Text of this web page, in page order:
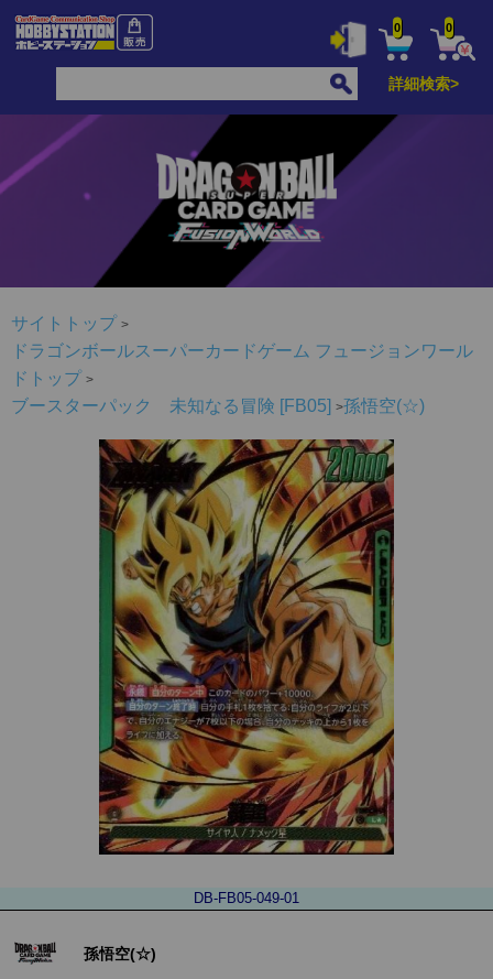
0 0
詳細検索>
サイトトップ
ドラゴンボールスーパーカードゲーム フュージョンワール
ドトップ
ブースターパック 未知なる冒険 [FB05]
孫悟空(☆)
DB-FB05-049-01
孫悟空(☆)